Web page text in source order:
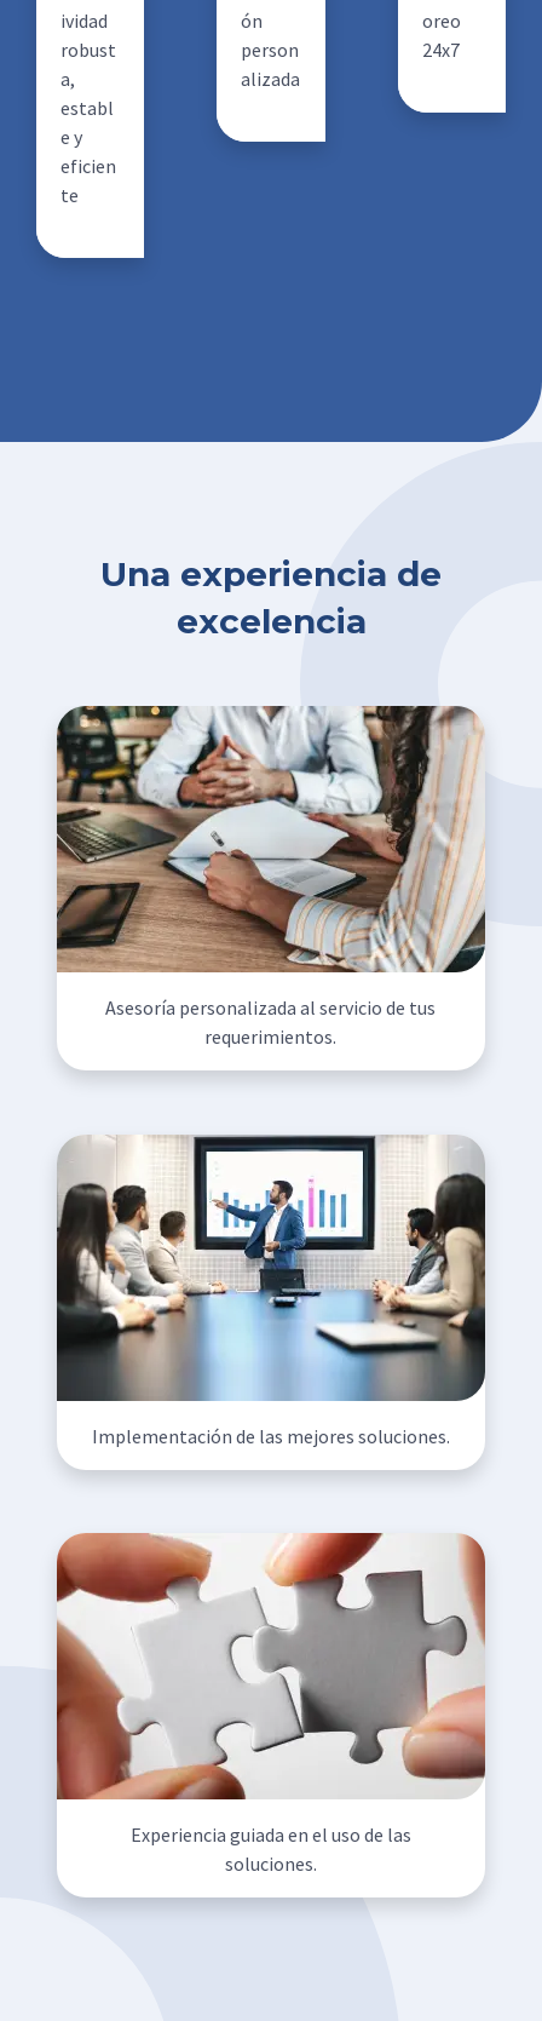
ividad
robust
a,
establ
e y
eficien
te
ón
person
alizada
oreo
24x7
Una experiencia de
excelencia
Asesoría personalizada al servicio de tus
requerimientos.
Implementación de las mejores soluciones.
Experiencia guiada en el uso de las
soluciones.